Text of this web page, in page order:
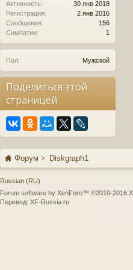
Активность:
30 янв 2018
Регистрация:
2 янв 2016
Сообщения:
156
Симпатии:
1
Пол: Мужской
Поделиться этой
страницей
Форум Diskgraph1
Russian (RU)
Forum software by XenForo™ ©2010-2016
Перевод: XF-Russia.ru